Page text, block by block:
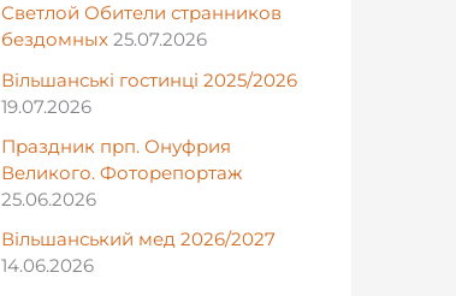
Светлой Обители странников
бездомных 25.07.2026
Вільшанські гостинці 2025/2026
19.07.2026
Праздник прп. Онуфрия
Великого. Фоторепортаж
25.06.2026
Вільшанський мед 2026/2027
14.06.2026